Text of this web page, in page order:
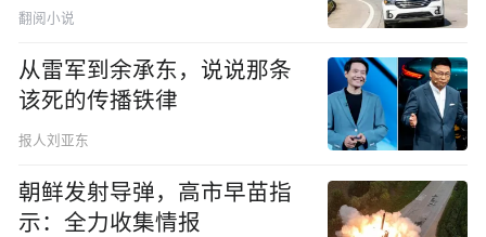
翻阅小说
从雷军到余承东，说说那条
该死的传播铁律
报人刘亚东
朝鲜发射导弹，高市早苗指
示：全力收集情报